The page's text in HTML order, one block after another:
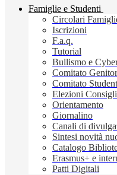
Famiglie e Studenti
Circolari
Iscrizioni
F.a.q.
Tutorial
Bullismo e
Comitato
Comitato
Elezioni
Orientamento
Giornalino
Canali di
Sintesi novità
Catalogo
Erasmus+ e
Patti Digitali